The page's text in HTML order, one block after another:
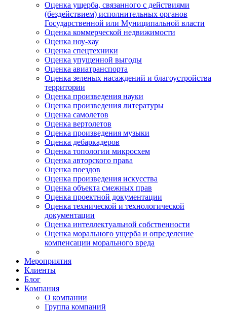
Оценка ущерба, связанного с действиями
(бездействием) исполнительных органов
Государственной или Муниципальной власти
Оценка коммерческой недвижимости
Оценка ноу-хау
Оценка спецтехники
Оценка упущенной выгоды
Оценка авиатранспорта
Оценка зеленых насаждений и благоустройства
территории
Оценка произведения науки
Оценка произведения литературы
Оценка самолетов
Оценка вертолетов
Оценка произведения музыки
Оценка дебаркадеров
Оценка топологии микросхем
Оценка авторского права
Оценка поездов
Оценка произведения искусства
Оценка объекта смежных прав
Оценка проектной документации
Оценка технической и технологической
документации
Оценка интеллектуальной собственности
Оценка морального ущерба и определение
компенсации морального вреда
Мероприятия
Клиенты
Блог
Компания
О компании
Группа компаний